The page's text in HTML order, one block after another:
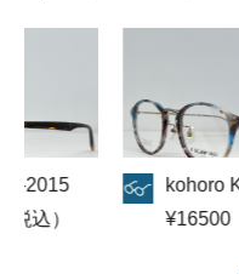
kohoro KH-2017
¥16500（税込）